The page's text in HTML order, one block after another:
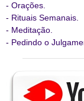
- Orações.
- Rituais Semanais
- Meditação.
- Pedindo o